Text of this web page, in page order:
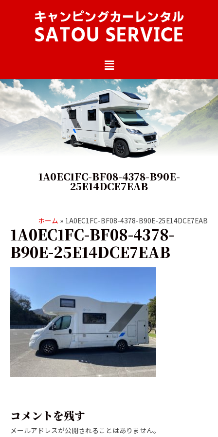
1A0EC1FC-BF08-4378-B90E-
25E14DCE7EAB
ホーム 1A0EC1FC-BF08-4378-B90E-25E14DCE7EAB
1A0EC1FC-BF08-4378-
B90E-25E14DCE7EAB
コメントを残す
メールアドレスが公開されることはありません。